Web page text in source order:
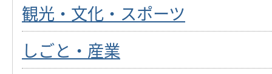
観光・文化・スポーツ
しごと・産業